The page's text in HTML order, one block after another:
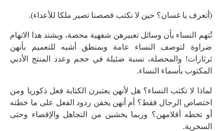
(أتعرف يا غسان؟ حين لا نكتب قصصنا تصير ملكا للأعداء).
تُتهم النساء بأن وسائل تعبيرهن شفهية محضة، ويشتد هذا الاتهام
ضراوة لتوصف النساء عامة وبمنطق أشبه للتعميم بأنهن
ثرثارات! والمحصلة، نسبة ضئيلة في حجم وعدد المنتج الأدبي
المكتوب بأسماء النساء.
لماذا لا تكتب النساء؟ هل لأنهن يعتبرن الكتابة فعل ذكوريا ومن
اختصاص الرجال فقط؟ أم أنهن يخفن ردود الفعل على ما خطته
أو تخطه أقلامهن؟ وربما يخشين من التجاهل والإقصاء وحتى
السخرية.